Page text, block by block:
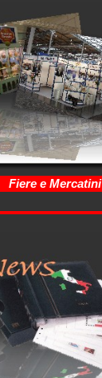
Fiere e Mercatini